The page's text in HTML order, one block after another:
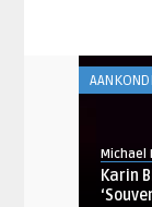
Michael
Karin